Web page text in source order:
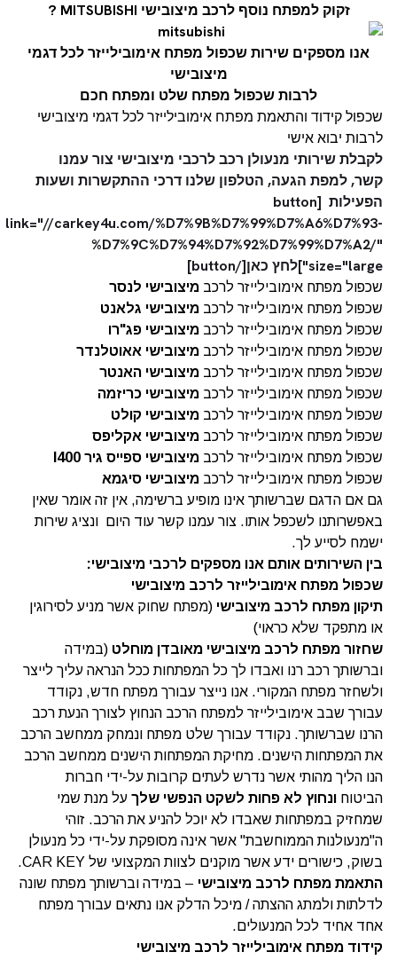
זקוק למפתח נוסף לרכב מיצובישי MITSUBISHI ?
אנו מספקים שירות שכפול מפתח אימובילייזר לכל דגמי
מיצובישי
לרבות שכפול מפתח שלט ומפתח חכם
שכפול קידוד והתאמת מפתח אימובילייזר לכל דגמי מיצובישי
לרבות יבוא אישי
לקבלת שירותי מנעולן רכב לרכבי מיצובישי צור עמנו
קשר, למפת הגעה, הטלפון שלנו דרכי ההתקשרות ושעות
הפעילות [button
link="//carkey4u.com/%D7%9B%D7%99%D7%A6%D7%93-
%D7%9C%D7%94%D7%92%D7%99%D7%A2/"
size="large"]לחץ כאן[/button]
שכפול מפתח אימובילייזר לרכב מיצובישי לנסר
שכפול מפתח אימובילייזר לרכב מיצובישי גלאנט
שכפול מפתח אימובילייזר לרכב מיצובישי פג"רו
שכפול מפתח אימובילייזר לרכב מיצובישי אאוטלנדר
שכפול מפתח אימובילייזר לרכב מיצובישי האנטר
שכפול מפתח אימובילייזר לרכב מיצובישי כריזמה
שכפול מפתח אימובילייזר לרכב מיצובישי קולט
שכפול מפתח אימובילייזר לרכב מיצובישי אקליפס
שכפול מפתח אימובילייזר לרכב מיצובישי ספייס גיר l400
שכפול מפתח אימובילייזר לרכב מיצובישי סיגמא
גם אם הדגם שברשותך אינו מופיע ברשימה, אין זה אומר שאין
באפשרותנו לשכפל אותו. צור עמנו קשר עוד היום ונציג שירות
ישמח לסייע לך.
בין השירותים אותם אנו מספקים לרכבי מיצובישי:
שכפול מפתח אימובילייזר לרכב מיצובישי
תיקון מפתח לרכב מיצובישי (מפתח שחוק אשר מניע לסירוגין
או מתפקד שלא כראוי)
שחזור מפתח לרכב מיצובישי מאובדן מוחלט (במידה
וברשותך רכב רנו ואבדו לך כל המפתחות ככל הנראה עליך לייצר
ולשחזר מפתח המקורי. אנו נייצר עבורך מפתח חדש, נקודד
עבורך שבב אימובילייזר למפתח הרכב הנחוץ לצורך הנעת רכב
הרנו שברשותך. נקודד עבורך שלט מפתח ונמחק ממחשב הרכב
את המפתחות הישנים. מחיקת המפתחות הישנים ממחשב הרכב
הנו הליך מהותי אשר נדרש לעתים קרובות על-ידי חברות
הביטוח ונחוץ לא פחות לשקט הנפשי שלך על מנת שמי
שמחזיק במפתחות שאבדו לא יוכל להניע את הרכב. זוהי
ה"מנעולנות הממוחשבת" אשר אינה מסופקת על-ידי כל מנעולן
בשוק, כישורים ידע אשר מוקנים לצוות המקצועי של CAR KEY.
התאמת מפתח לרכב מיצובישי – במידה וברשותך מפתח שונה
לדלתות ולמתג ההצתה / מיכל הדלק אנו נתאים עבורך מפתח
אחד אחיד לכל המנעולים.
קידוד מפתח אימובילייזר לרכב מיצובישי